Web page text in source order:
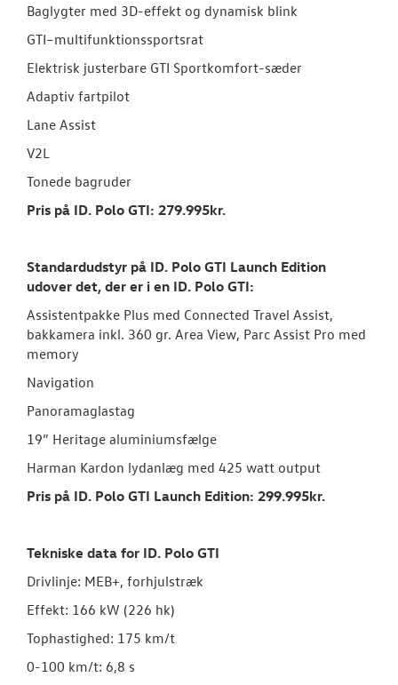
Baglygter med 3D-effekt og dynamisk blink
GTI–multifunktionssportsrat
Elektrisk justerbare GTI Sportkomfort-sæder
Adaptiv fartpilot
Lane Assist
V2L
Tonede bagruder
Pris på ID. Polo GTI: 279.995kr.
Standardudstyr på ID. Polo GTI Launch Edition
udover det, der er i en ID. Polo GTI:
Assistentpakke Plus med Connected Travel Assist,
bakkamera inkl. 360 gr. Area View, Parc Assist Pro med
memory
Navigation
Panoramaglastag
19” Heritage aluminiumsfælge
Harman Kardon lydanlæg med 425 watt output
Pris på ID. Polo GTI Launch Edition: 299.995kr.
Tekniske data for ID. Polo GTI
Drivlinje: MEB+, forhjulstræk
Effekt: 166 kW (226 hk)
Tophastighed: 175 km/t
0-100 km/t: 6,8 s